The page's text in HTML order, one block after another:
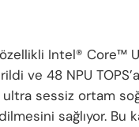
Intel® Core™
ve 48 NPU
ultra sessiz ortam
sağlıyor. Bu